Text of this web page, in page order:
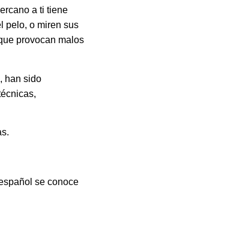
a ti tiene
pelo, o miren sus
provocan malos
han sido
se conoce